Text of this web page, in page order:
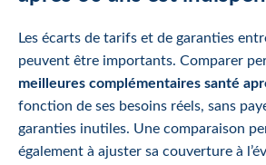
Les écarts de tarifs et de garanties
peuvent être importants. Comparer
meilleures complémentaires santé
fonction de ses besoins réels, sans
garanties inutiles. Une comparaison
également à ajuster sa couverture à